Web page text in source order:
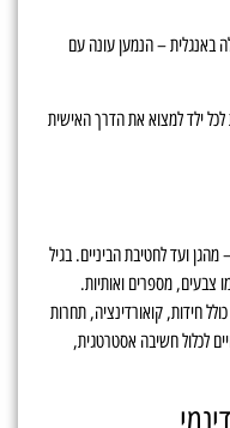
באנגלית – הנמען עונה עם
ילד למצוא את הדרך האישית
מהגן ועד לחטיבת הביניים. בגיל
צבעים, מספרים ואותיות.
חידות, קואורדינציה, תחרות
לכלול חשיבה אסטרטגית,